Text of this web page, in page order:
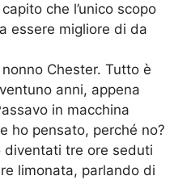
che l’unico scopo
essere migliore di da
Chester. Tutto è
anni, appena
in macchina
ho pensato, perché no?
diventati tre ore seduti
limonata, parlando di